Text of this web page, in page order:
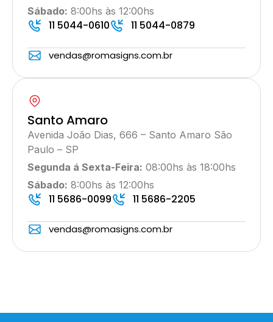
Sábado: 8:00hs às 12:00hs
11 5044-0610 11 5044-0879
vendas@romasigns.com.br
Santo Amaro
Avenida João Dias, 666 – Santo Amaro São
Paulo – SP
Segunda á Sexta-Feira: 08:00hs às 18:00hs
Sábado: 8:00hs às 12:00hs
11 5686-0099 11 5686-2205
vendas@romasigns.com.br